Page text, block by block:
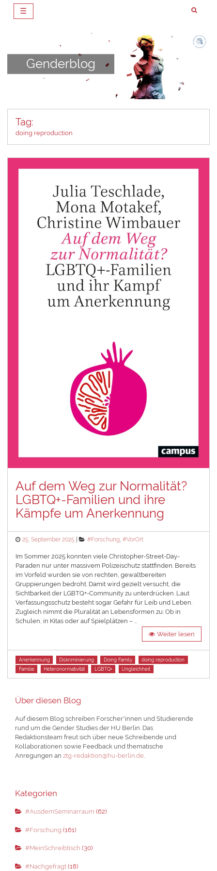
☰
Genderblog
Tag:
doing reproduction
Auf dem Weg zur Normalität?
LGBTQ+-Familien und ihre
Kämpfe um Anerkennung
Posted
25. September 2025 Categories
#Forschung ,#VorOrt
Im Sommer 2025 konnten viele Christopher-Street-Day-
Paraden nur unter massivem Polizeischutz stattfinden. Bereits
im Vorfeld wurden sie von rechten, gewaltbereiten
Gruppierungen bedroht. Damit wird gezielt versucht, die
Sichtbarkeit der LGBTQ+-Community zu unterdrücken. Laut
Verfassungsschutz besteht sogar Gefahr für Leib und Leben.
Zugleich nimmt die Pluralität an Lebensformen zu: Ob in
Schulen, in Kitas oder auf Spielplätzen – …
Weiter lesen
Tags
Anerkennung Diskriminierung Doing Family
doing reproduction
Familie
Heteronormativität LGBTQ+ Ungleichheit
Über diesen Blog
Auf diesem Blog schreiben Forscher*innen und Studierende
rund um die Gender Studies der HU Berlin. Das
Redaktionsteam freut sich über neue Schreibende und
Kollaborationen sowie Feedback und thematische
Anregungen anztg-redaktion@hu-berlin.de.
Kategorien
#AusdemSeminarraum (62)
#Forschung (161)
#MeinSchreibtisch (30)
#Nachgefragt(18)